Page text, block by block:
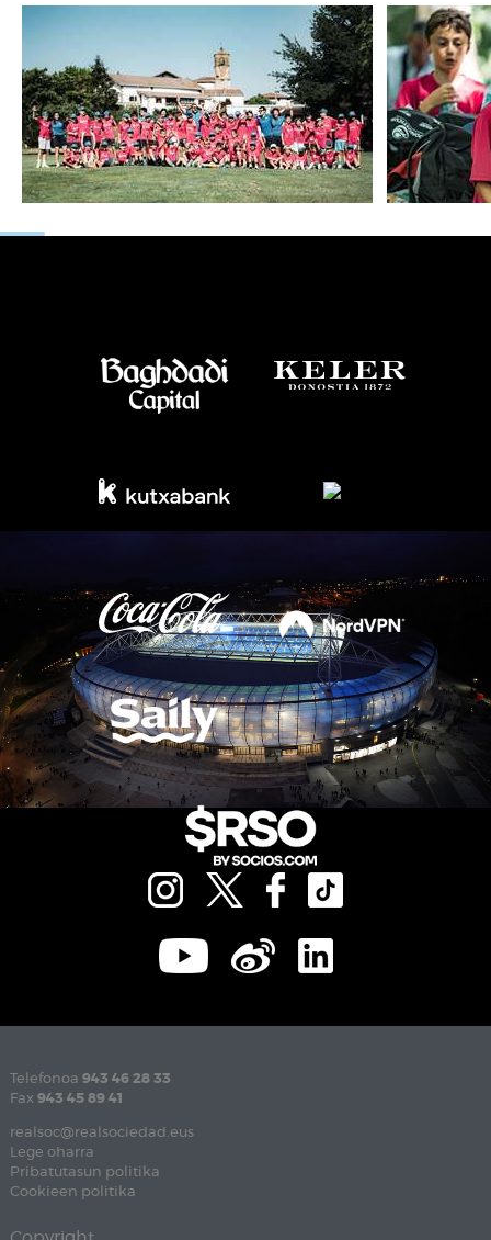
Telefonoa 943 46 28 33
Fax 943 45 89 41
realsoc@realsociedad.eus
Lege oharra
Pribatutasun politika
Cookieen politika